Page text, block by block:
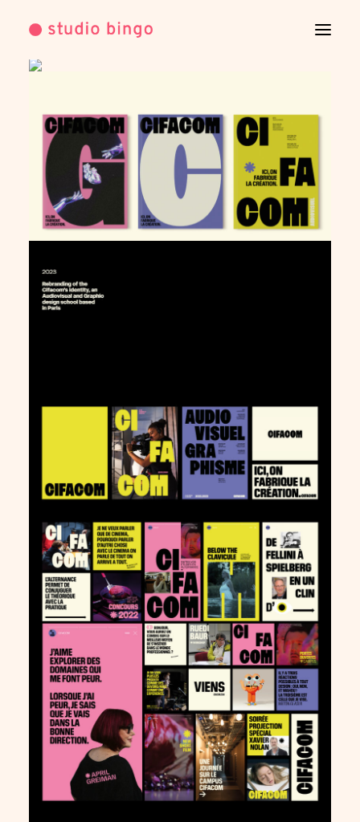
WORK
INFO
CONTACT